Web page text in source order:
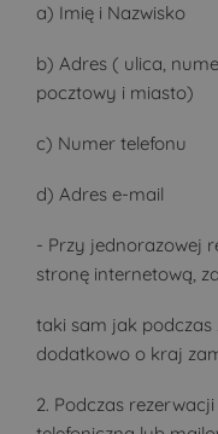
a) Imię i Nazwisko
b) Adres ( ulica,
pocztowy i miasto)
c) Numer telefonu
d) Adres e-mail
- Przy jednorazowej
stronę internetową,
taki sam jak podczas
dodatkowo o kraj
2. Podczas